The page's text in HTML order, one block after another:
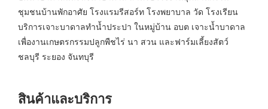
ชุมชนบ้านพักอาศัย โรงแรมรีสอร์ท โรงพยาบาล วัด โรงเรียน
บริการเจาะบาดาลทำน้ำประปา ในหมู่บ้าน อบต เจาะน้ำบาดาล
เพื่องานเกษตรกรรมปลูกพืชไร่ นา สวน และฟาร์มเลี้ยงสัตว์
ชลบุรี ระยอง จันทบุรี
สินค้าและบริการ